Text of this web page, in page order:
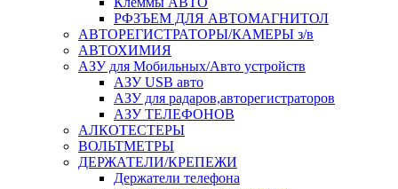
РФЗЪЕМ ДЛЯ АВТОМАГНИТОЛ
АВТОРЕГИСТРАТОРЫ/КАМЕРЫ з/в
АВТОХИМИЯ
АЗУ для Мобильных/Авто устройств
АЗУ USB авто
АЗУ для радаров,авторегистраторов
АЗУ ТЕЛЕФОНОВ
АЛКОТЕСТЕРЫ
ВОЛЬТМЕТРЫ
ДЕРЖАТЕЛИ/КРЕПЕЖИ
Держатели телефона